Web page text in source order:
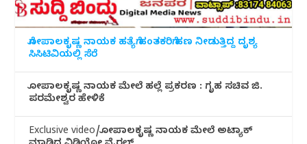
ಗೋಪಾಲಕೃಷ್ಣ ನಾಯಕ ಹತ್ಯೆಗೆ ಹಂತಕರಿಗೆ ಹಣ ನೀಡುತ್ತಿದ್ದ ದೃಶ್ಯ
ಸಿಸಿಟಿವಿಯಲ್ಲಿ ಸೆರೆ
ಗೋಪಾಲಕೃಷ್ಣ ನಾಯಕ ಮೇಲೆ ಹಲ್ಲೆ ಪ್ರಕರಣ : ಗೃಹ ಸಚಿವ ಜಿ.
ಪರಮೇಶ್ವರ ಹೇಳಿಕೆ
Exclusive video/ಗೋಪಾಲಕೃಷ್ಣ ನಾಯಕ ಮೇಲೆ ಅಟ್ಯಾಕ್